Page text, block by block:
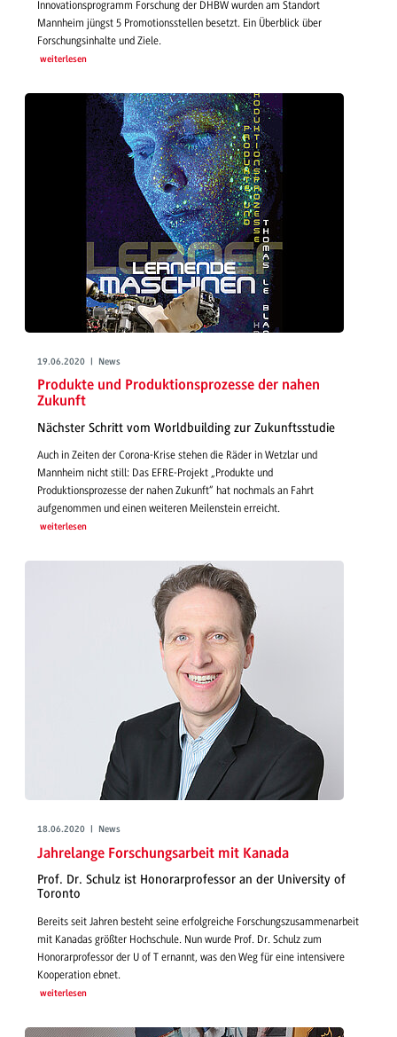
Innovationsprogramm Forschung der DHBW wurden am Standort
Mannheim jüngst 5 Promotionsstellen besetzt. Ein Überblick über
Forschungsinhalte und Ziele.
weiterlesen
19.06.2020 | News
Produkte und Produktionsprozesse der nahen
Zukunft
Nächster Schritt vom Worldbuilding zur Zukunftsstudie
Auch in Zeiten der Corona-Krise stehen die Räder in Wetzlar und
Mannheim nicht still: Das EFRE-Projekt „Produkte und
Produktionsprozesse der nahen Zukunft“ hat nochmals an Fahrt
aufgenommen und einen weiteren Meilenstein erreicht.
weiterlesen
18.06.2020 | News
Jahrelange Forschungsarbeit mit Kanada
Prof. Dr. Schulz ist Honorarprofessor an der University of
Toronto
Bereits seit Jahren besteht seine erfolgreiche Forschungszusammenarbeit
mit Kanadas größter Hochschule. Nun wurde Prof. Dr. Schulz zum
Honorarprofessor der U of T ernannt, was den Weg für eine intensivere
Kooperation ebnet.
weiterlesen